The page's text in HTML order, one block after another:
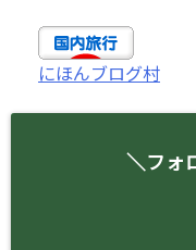
にほんブログ村
＼フォ